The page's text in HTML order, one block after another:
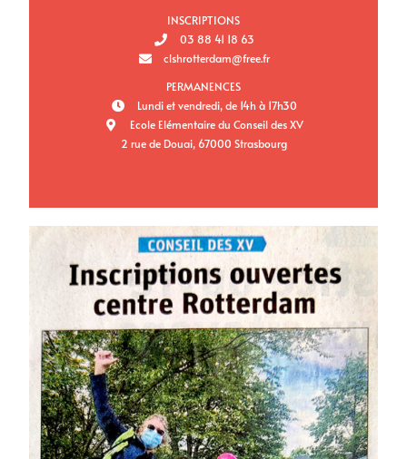
INSCRIPTIONS
03 88 41 18 63
clshrotterdam@free.fr
PERMANENCES
Lundi et vendredi, de 14h à 17h30
Ecole Elémentaire du Conseil des XV
2 rue de Douai, 67000 Strasbourg